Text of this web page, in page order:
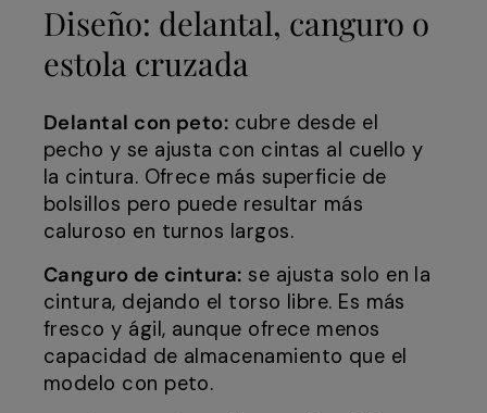
Diseño: delantal, canguro o
estola cruzada
Delantal con peto: cubre desde el
pecho y se ajusta con cintas al cuello y
la cintura. Ofrece más superficie de
bolsillos pero puede resultar más
caluroso en turnos largos.
Canguro de cintura: se ajusta solo en la
cintura, dejando el torso libre. Es más
fresco y ágil, aunque ofrece menos
capacidad de almacenamiento que el
modelo con peto.